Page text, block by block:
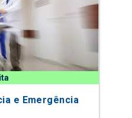
e Emergência